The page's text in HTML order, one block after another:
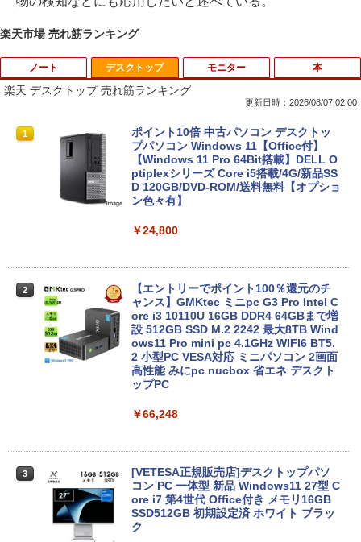
楽天市場 売れ筋ランキング
ノート
1
価格重視訳あり ノートパソコン Office付
き 店長おまかせ 東芝 富士通 NEC DELL
HP等 Celeron 初めてパソコンを使う方
や初心者向け メモリ4GB HDD320GBま
たはSSD128GB Windows11/10 OS選択
可 WiFi オフィス付き ノートPC 1ヶ月保
古】
【エントリーでポイント10倍】 【Dラン
ク 訳あり】中古 ノートパソコン Lenovo
ThinkPad X390 第8世代 Core i5 8265U
メモリ8GB SSD 256GB PCIe Win11 Pro
13.3インチ フルHD WWAN LTE Webカ
メラ 指紋認証 顔認証 レノボ
￥14,800
3
DELL Latitude 5590 Core i5 8250U 1.6
GHz/8GB/256GB(SSD)/15.6W/FWXGA
(1366x768)/Win11 画面シミあり【中
古】【20260709】
デスクトップ
楽天 デスクトップ 売れ筋ランキング
更新日時：2026/08/07 02:00
1
ポイント10倍 中古パソコン デスクトッ
プパソコン Windows 11【Office付】
【Windows 11 Pro 64Bit搭載】DELL O
ptiplexシリーズ Core i5搭載/4G/新品SS
D 120GB/DVD-ROM/送料無料【オプショ
ン色々有】
￥24,800
2
【エントリーでポイント100％還元のチ
ャンス】GMKtec ミニpc G3 Pro Intel C
ore i3 10110U 16GB DDR4 64GBまで増
設 512GB SSD M.2 2242 最大8TB Wind
ows11 Pro mini pc 4.1GHz WIFI6 BT5.
2 小型PC VESA対応 ミニパソコン 2画面
高性能 みにpc nucbox 省エネ デスクト
ップPC
￥66,248
3
[VETESA正規販売店]デスクトップパソ
コン PC 一体型 新品 Windows11 27型 C
ore i7 第4世代 Office付き メモリ16GB
SSD512GB 初期設定済 ホワイト ブラッ
ク
モニター 本